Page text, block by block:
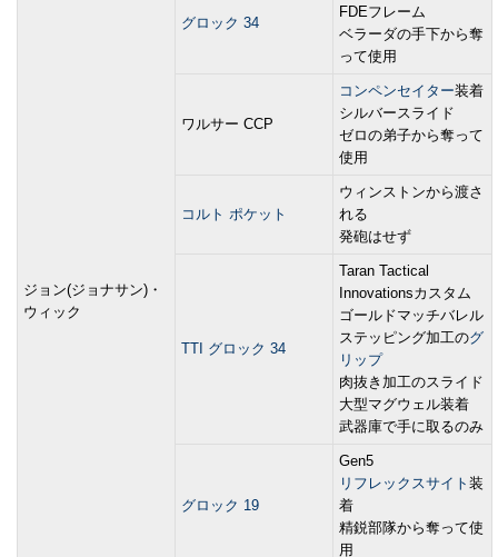
ジョン(ジョナサン)・
ウィック
グロック 34
FDEフレーム
ベラーダの手下から奪
って使用
ワルサー CCP
コンペンセイター装着
シルバースライド
ゼロの弟子から奪って
使用
コルト ポケット
ウィンストンから渡さ
れる
発砲はせず
TTI グロック 34
Taran Tactical
Innovationsカスタム
ゴールドマッチバレル
ステッピング加工のグ
リップ
肉抜き加工のスライド
大型マグウェル装着
武器庫で手に取るのみ
グロック 19
Gen5
リフレックスサイト 装
着
精鋭部隊から奪って使
用